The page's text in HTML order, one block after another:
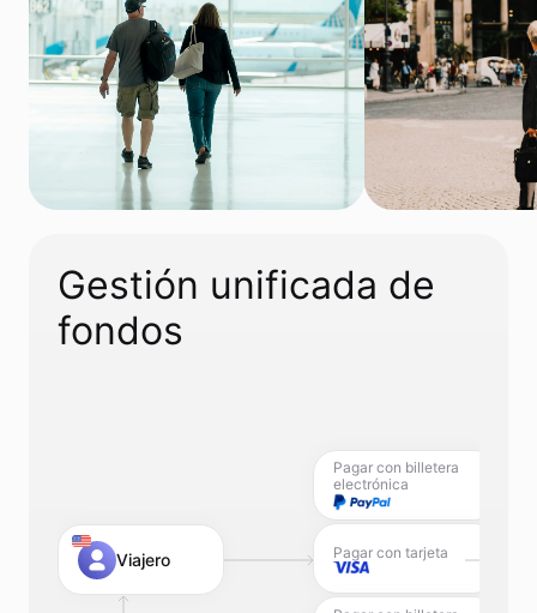
Gestión unificada de
fondos
Viajero
Pagar con billetera
electrónica
Pagar con tarjeta